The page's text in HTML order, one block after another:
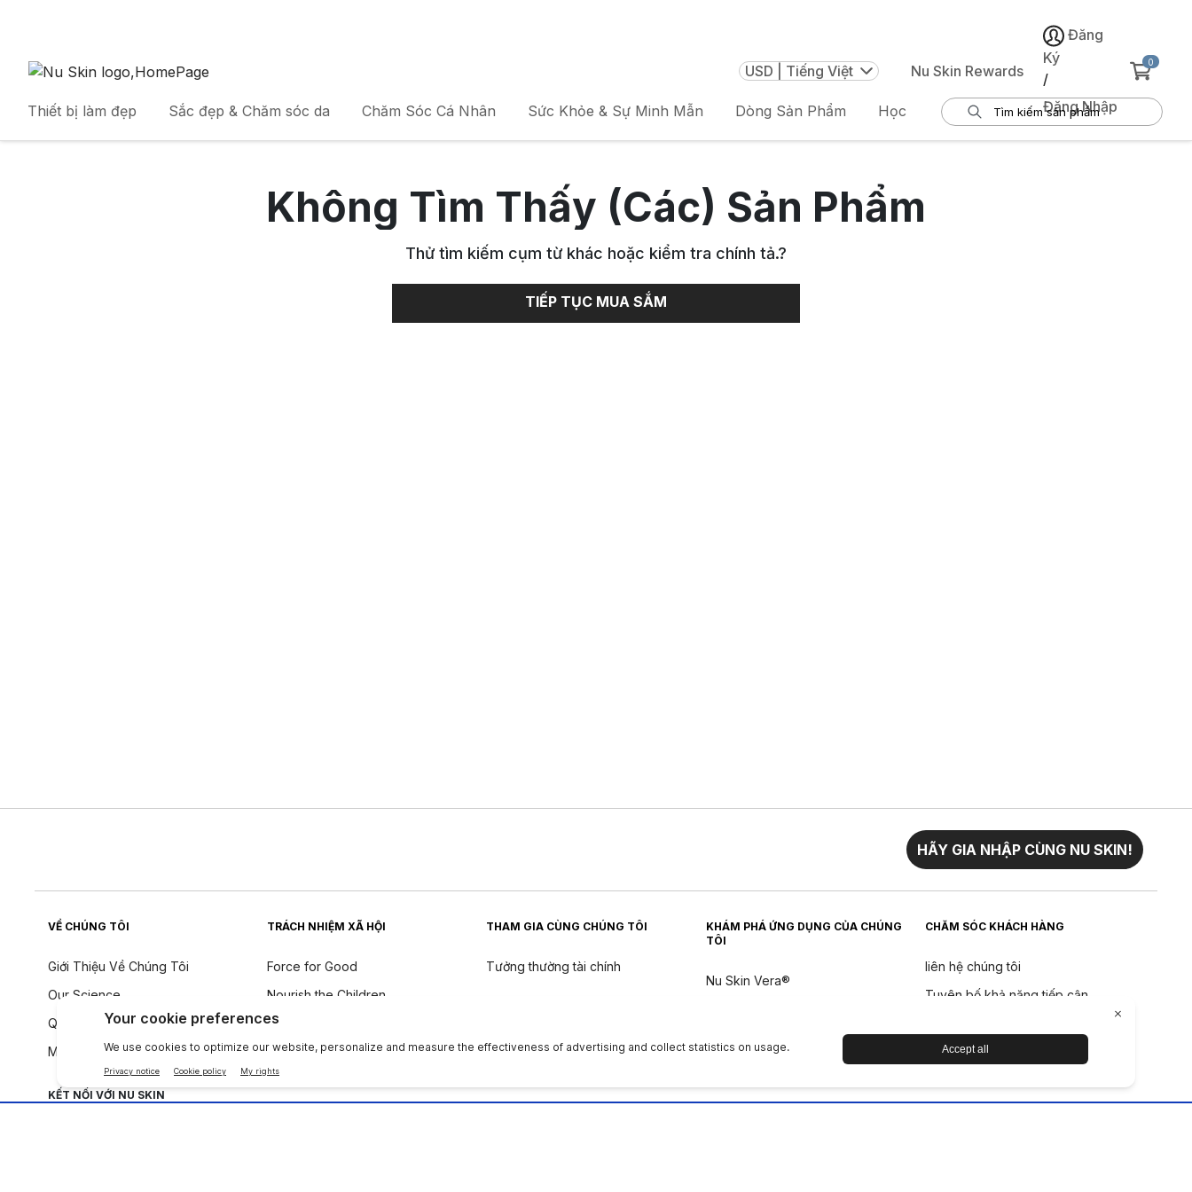
USD | Tiếng Việt Nu Skin Rewards
Đăng
Ký
/
Đăng Nhập
0
Thiết bị làm đẹp Sắc đẹp & Chăm sóc da Chăm Sóc Cá Nhân Sức Khỏe & Sự Minh Mẫn Dòng Sản Phẩm Học
Không Tìm Thấy (Các) Sản Phẩm
Thử tìm kiếm cụm từ khác hoặc kiểm tra chính tả.?
TIẾP TỤC MUA SẮM
HÃY GIA NHẬP CÙNG NU SKIN!
VỀ CHÚNG TÔI
Giới Thiệu Về Chúng Tôi
Our Science
Quy tắc ứng xử
Một tiếng nói toàn cầu
TRÁCH NHIỆM XÃ HỘI
Force for Good
Nourish the Children
Tính Bền Vững
Triết Lý Về Thành Phần
THAM GIA CÙNG CHÚNG TÔI
Tưởng thường tài chính
KHÁM PHÁ ỨNG DỤNG CỦA CHÚNG
TÔI
Nu Skin Vera®
CHĂM SÓC KHÁCH HÀNG
liên hệ chúng tôi
Tuyên bố khả năng tiếp cận
Chính sách hoàn tiền
KẾT NỐI VỚI NU SKIN